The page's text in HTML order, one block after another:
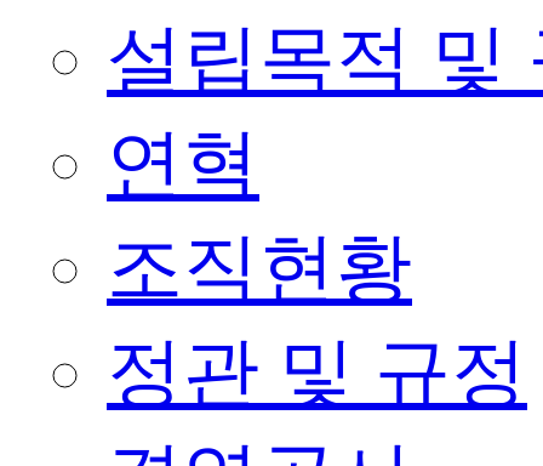
설립목적 및
연혁
조직현황
정관 및 규정